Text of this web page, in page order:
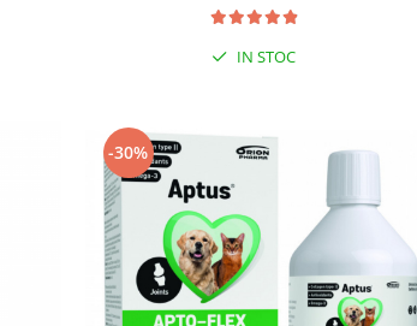
IN STOC
-30%